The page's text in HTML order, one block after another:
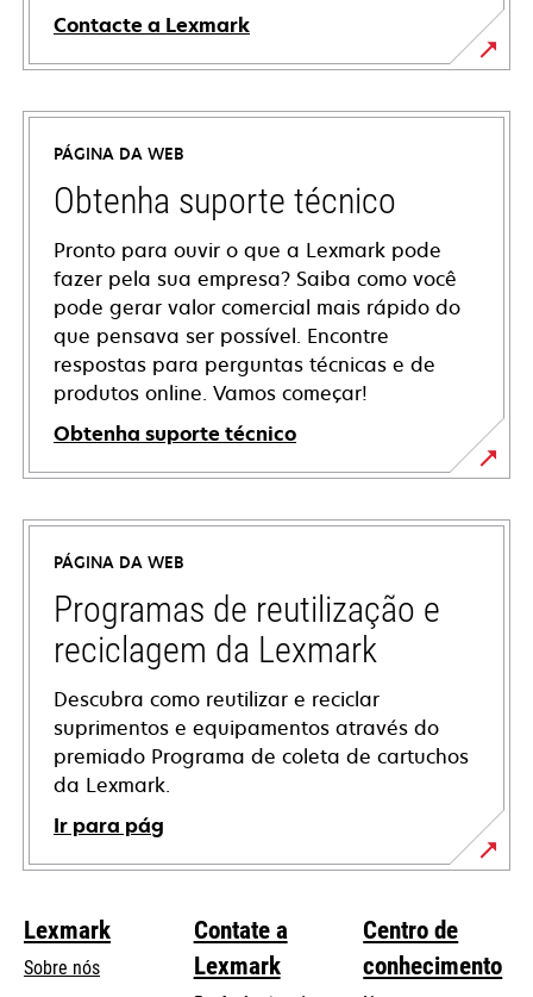
Contacte a Lexmark
PÁGINA DA WEB
Obtenha suporte técnico
Pronto para ouvir o que a Lexmark pode
fazer pela sua empresa? Saiba como você
pode gerar valor comercial mais rápido do
que pensava ser possível. Encontre
respostas para perguntas técnicas e de
produtos online. Vamos começar!
Obtenha suporte técnico
abre
em
nova
guia
PÁGINA DA WEB
Programas de reutilização e
reciclagem da Lexmark
Descubra como reutilizar e reciclar
suprimentos e equipamentos através do
premiado Programa de coleta de cartuchos
da Lexmark.
Ir para pág
Lexmark
Sobre nós
Contate a
Lexmark
Centro de
conhecimento